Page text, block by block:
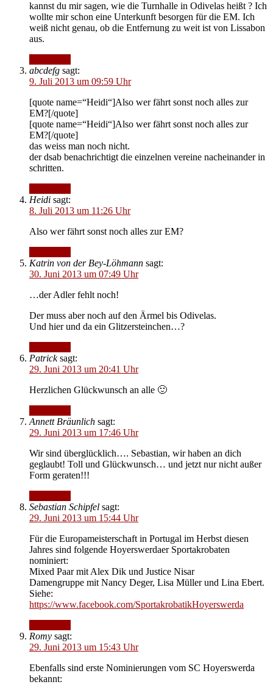
kannst du mir sagen, wie die Turnhalle in Odivelas heißt ? Ich
wollte mir schon eine Unterkunft besorgen für die EM. Ich
weiß nicht genau, ob die Entfernung zu weit ist von Lissabon
aus.
abcdefg sagt:
9. Juli 2013 um 09:59 Uhr
[quote name=“Heidi“]Also wer fährt sonst noch alles zur
EM?[/quote]
[quote name=“Heidi“]Also wer fährt sonst noch alles zur
EM?[/quote]
das weiss man noch nicht.
der dsab benachrichtigt die einzelnen vereine nacheinander in
schritten.
Heidi sagt:
8. Juli 2013 um 11:26 Uhr
Also wer fährt sonst noch alles zur EM?
Katrin von der Bey-Löhmann sagt:
30. Juni 2013 um 07:49 Uhr
…der Adler fehlt noch!
Der muss aber noch auf den Ärmel bis Odivelas.
Und hier und da ein Glitzersteinchen…?
Patrick sagt:
29. Juni 2013 um 20:41 Uhr
Herzlichen Glückwunsch an alle 🙂
Annett Bräunlich sagt:
29. Juni 2013 um 17:46 Uhr
Wir sind überglücklich…. Sebastian, wir haben an dich
geglaubt! Toll und Glückwunsch… und jetzt nur nicht außer
Form geraten!!!
Sebastian Schipfel sagt:
29. Juni 2013 um 15:44 Uhr
Für die Europameisterschaft in Portugal im Herbst diesen
Jahres sind folgende Hoyerswerdaer Sportakrobaten
nominiert:
Mixed Paar mit Alex Dik und Justice Nisar
Damengruppe mit Nancy Deger, Lisa Müller und Lina Ebert.
Siehe:
https://www.facebook.com/SportakrobatikHoyerswerda
Romy sagt:
29. Juni 2013 um 15:43 Uhr
Ebenfalls sind erste Nominierungen vom SC Hoyerswerda
bekannt: